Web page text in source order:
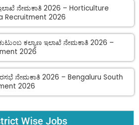
ನೇಮಕಾತಿ 2026 – Horticulture
Recruitment 2026
ಕಲ್ಯಾಣ ಇಲಾಖೆ ನೇಮಕಾತಿ 2026 –
2026
ನೇಮಕಾತಿ 2026 – Bengaluru South
2026
Wise Jobs